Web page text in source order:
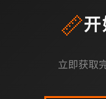
📏
立即获取